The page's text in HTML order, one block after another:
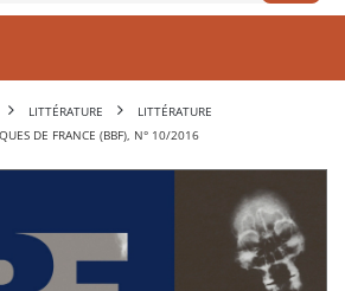
LITTÉRATURE
LITTÉRATURE
DE FRANCE (BBF), N° 10/2016